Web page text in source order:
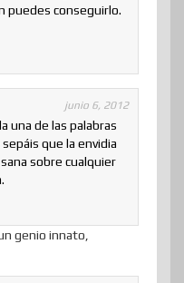
puedes conseguirlo.
junio 6, 2012
una de las palabras
que la envidia
sobre cualquier
genio innato,